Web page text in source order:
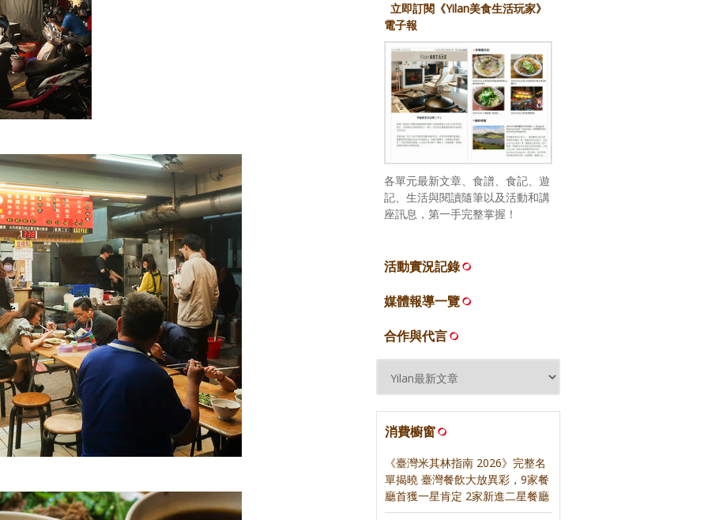
立即訂閱《Yilan美食生活玩家》
電子報
各單元最新文章、食譜、食記、遊
記、生活與閱讀隨筆以及活動和講
座訊息，第一手完整掌握！
活動實況記錄
媒體報導一覽
合作與代言
消費櫥窗
《臺灣米其林指南 2026》完整名
單揭曉 臺灣餐飲大放異彩，9家餐
廳首獲一星肯定 2家新進二星餐廳